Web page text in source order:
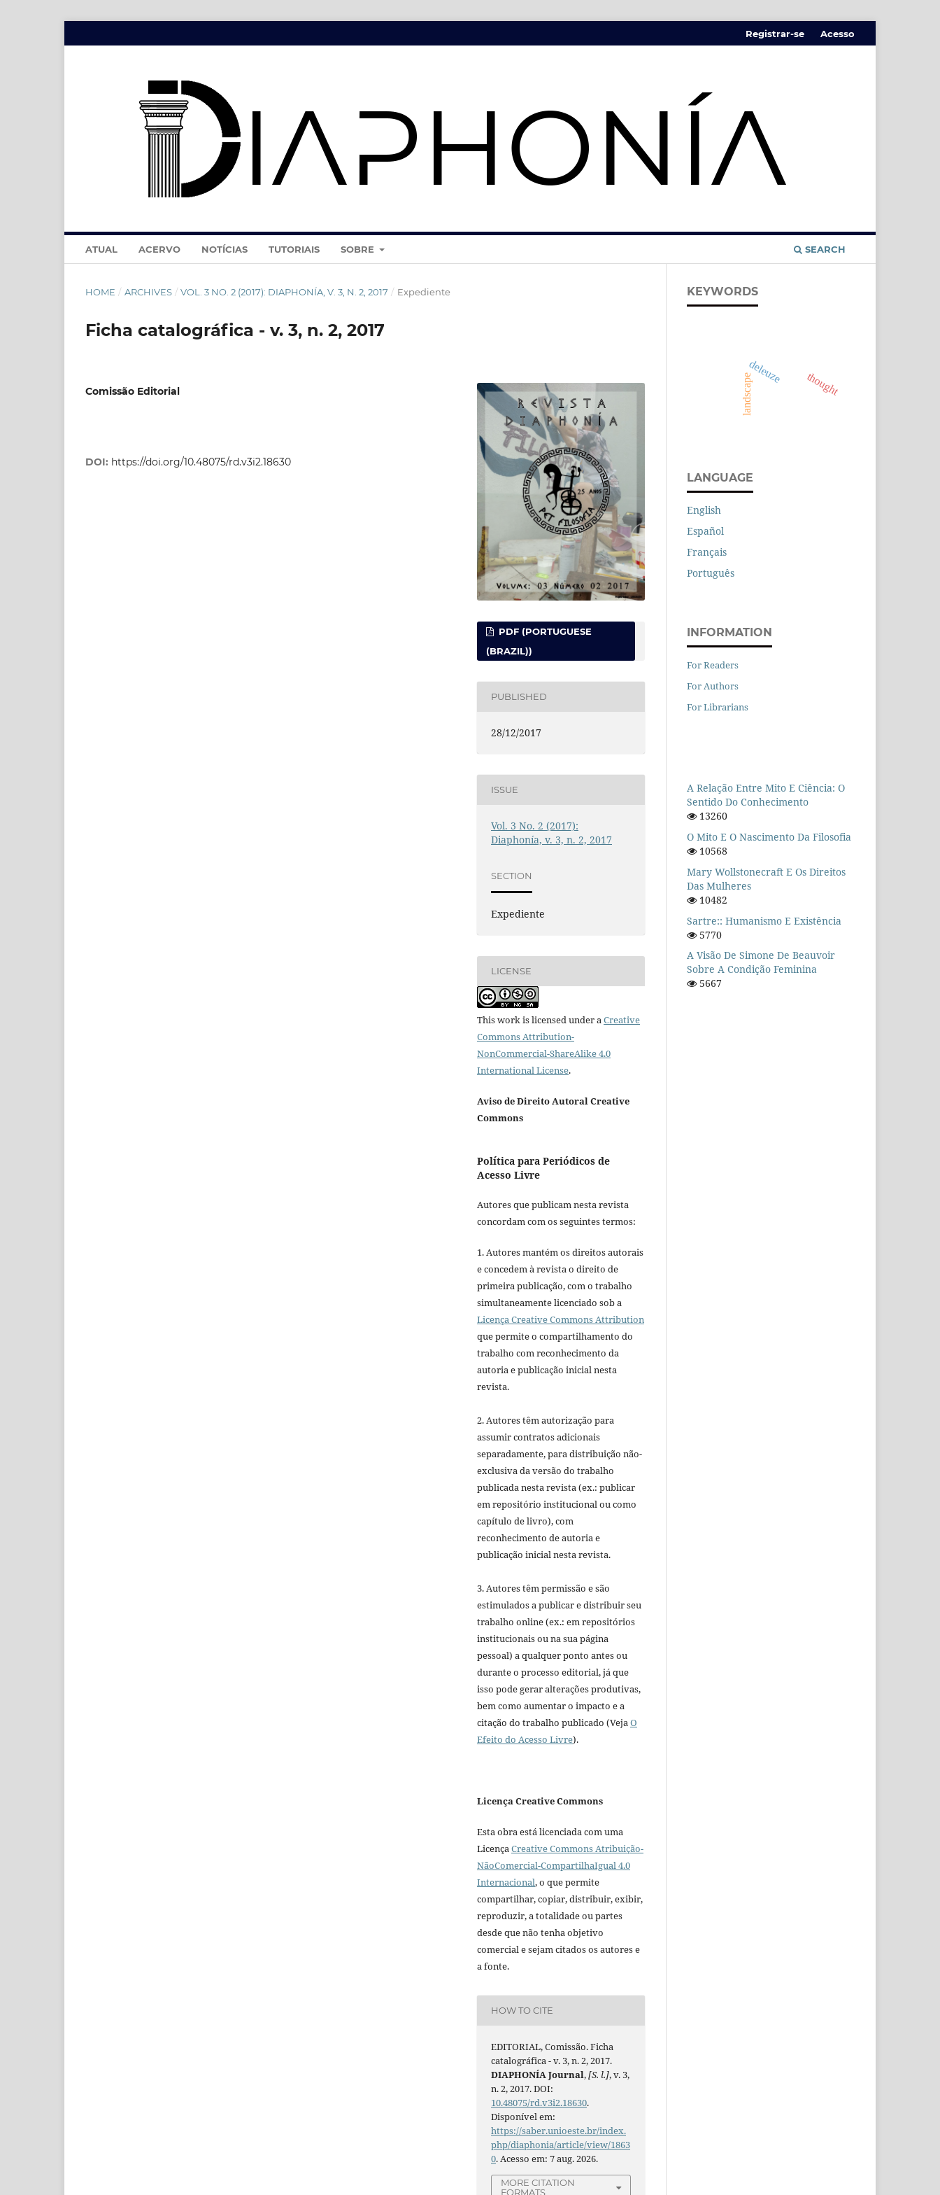
ATUAL ACERVO NOTÍCIAS TUTORIAIS SOBRE SEARCH
Registrar-se Acesso
HOME / ARCHIVES / VOL. 3 NO. 2 (2017): DIAPHONÍA, V. 3, N. 2, 2017 / Expediente
Ficha catalográfica - v. 3, n. 2, 2017
Comissão Editorial
DOI: https://doi.org/10.48075/rd.v3i2.18630
PDF (PORTUGUESE
(BRAZIL))
PUBLISHED
28/12/2017
ISSUE
Vol. 3 No. 2 (2017):
Diaphonía, v. 3, n. 2, 2017
SECTION
Expediente
LICENSE
This work is licensed under aCreative
Commons Attribution-
NonCommercial-ShareAlike 4.0
International License.
Aviso de Direito Autoral Creative
Commons
Política para Periódicos de
Acesso Livre
Autores que publicam nesta revista
concordam com os seguintes termos:
1. Autores mantém os direitos autorais
e concedem à revista o direito de
primeira publicação, com o trabalho
simultaneamente licenciado sob a
Licença Creative Commons Attribution
que permite o compartilhamento do
trabalho com reconhecimento da
autoria e publicação inicial nesta
revista.
2. Autores têm autorização para
assumir contratos adicionais
separadamente, para distribuição não-
exclusiva da versão do trabalho
publicada nesta revista (ex.: publicar
em repositório institucional ou como
capítulo de livro), com
reconhecimento de autoria e
publicação inicial nesta revista.
3. Autores têm permissão e são
estimulados a publicar e distribuir seu
trabalho online (ex.: em repositórios
institucionais ou na sua página
pessoal) a qualquer ponto antes ou
durante o processo editorial, já que
isso pode gerar alterações produtivas,
bem como aumentar o impacto e a
citação do trabalho publicado (VejaO
Efeito do Acesso Livre).
Licença Creative Commons
Esta obra está licenciada com uma
LicençaCreative Commons Atribuição-
NãoComercial-CompartilhaIgual 4.0
Internacional, o que permite
compartilhar, copiar, distribuir, exibir,
reproduzir, a totalidade ou partes
desde que não tenha objetivo
comercial e sejam citados os autores e
a fonte.
HOW TO CITE
EDITORIAL, Comissão. Ficha
catalográfica - v. 3, n. 2, 2017.
DIAPHONÍA Journal,[S. l.], v. 3,
n. 2, 2017. DOI:
10.48075/rd.v3i2.18630.
Disponível em:
https://saber.unioeste.br/index.
php/diaphonia/article/view/1863
0. Acesso em: 7 aug. 2026.
MORE CITATION
FORMATS
KEYWORDS
deleuze
landscape thought
LANGUAGE
English
Español
Français
Português
INFORMATION
For Readers
For Authors
For Librarians
A Relação Entre Mito E Ciência: O
Sentido Do Conhecimento
13260
O Mito E O Nascimento Da Filosofia
10568
Mary Wollstonecraft E Os Direitos
Das Mulheres
10482
Sartre:: Humanismo E Existência
5770
A Visão De Simone De Beauvoir
Sobre A Condição Feminina
5667